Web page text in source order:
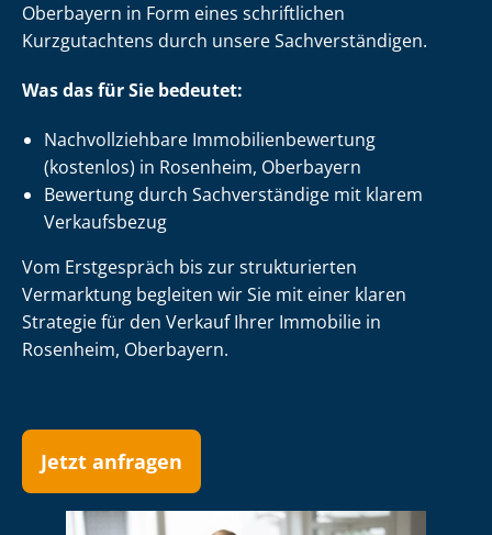
Oberbayern in Form eines schriftlichen
Kurzgutachtens durch unsere Sach­ver­stän­di­gen.
Was das für Sie bedeutet:
Nach­voll­zieh­ba­re Im­mo­bi­li­en­be­wer­tung
(kostenlos) in Rosenheim, Oberbayern
Bewertung durch Sachverständige mit klarem
Verkaufsbezug
Vom Erstgespräch bis zur strukturierten
Vermarktung begleiten wir Sie mit einer klaren
Strategie für den Verkauf Ihrer Immobilie in
Rosenheim, Oberbayern.
Jetzt anfragen